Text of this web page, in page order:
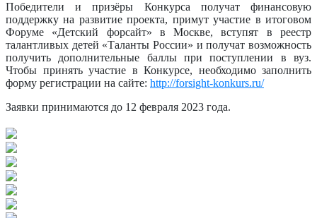
Победители и призёры Конкурса получат финансовую
поддержку на развитие проекта, примут участие в итоговом
Форуме «Детский форсайт» в Москве, вступят в реестр
талантливых детей «Таланты России» и получат возможность
получить дополнительные баллы при поступлении в вуз.
Чтобы принять участие в Конкурсе, необходимо заполнить
форму регистрации на сайте: http://forsight-konkurs.ru/
Заявки принимаются до 12 февраля 2023 года.